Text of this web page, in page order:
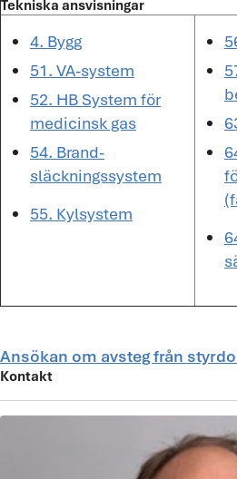
Tekniska ansvisningar
4. Bygg
51. VA-system
52. HB System för
medicinsk gas
54. Brand-
släckningssystem
55. Kylsystem
Ansökan om avsteg från
Kontakt